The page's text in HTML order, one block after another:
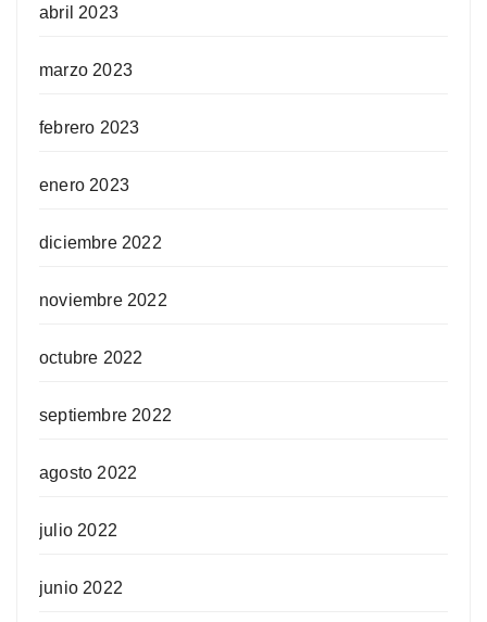
abril 2023
marzo 2023
febrero 2023
enero 2023
diciembre 2022
noviembre 2022
octubre 2022
septiembre 2022
agosto 2022
julio 2022
junio 2022